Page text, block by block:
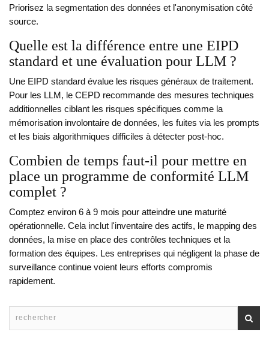
Priorisez la segmentation des données et l'anonymisation côté
source.
Quelle est la différence entre une EIPD
standard et une évaluation pour LLM ?
Une EIPD standard évalue les risques généraux de traitement.
Pour les LLM, le CEPD recommande des mesures techniques
additionnelles ciblant les risques spécifiques comme la
mémorisation involontaire de données, les fuites via les prompts
et les biais algorithmiques difficiles à détecter post-hoc.
Combien de temps faut-il pour mettre en
place un programme de conformité LLM
complet ?
Comptez environ 6 à 9 mois pour atteindre une maturité
opérationnelle. Cela inclut l'inventaire des actifs, le mapping des
données, la mise en place des contrôles techniques et la
formation des équipes. Les entreprises qui négligent la phase de
surveillance continue voient leurs efforts compromis
rapidement.